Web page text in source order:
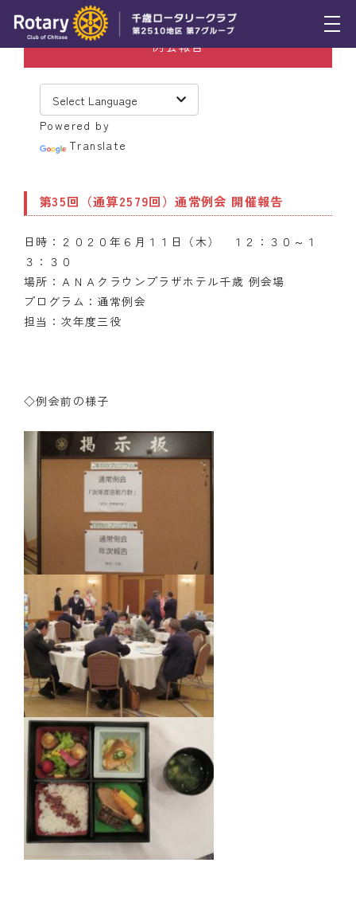
トピックス
例会報告
スケジュール
年間プログラム
木曜会
組織図
記念誌
例会場・事務局の案内
リンク集
情報公開
入会のご案内
例会報告
Powered by
Translate
第35回（通算2579回）通常例会 開催報告
日時：２０２０年６月１１日（木） １２：３０～１
３：３０
場所：ＡＮＡクラウンプラザホテル千歳 例会場
プログラム：通常例会
担当：次年度三役
◇例会前の様子